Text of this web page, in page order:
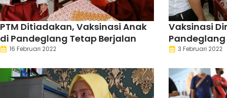
PTM Ditiadakan, Vaksinasi Anak
di Pandeglang Tetap Berjalan
16 Februari 2022
Vaksinasi
3 Februari 2022